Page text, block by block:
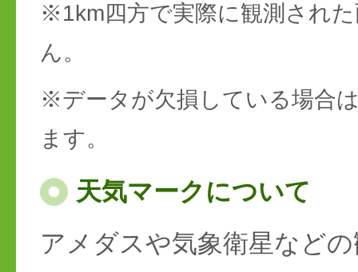
※1km四方で実際に観測され
ん。
※データが欠損している場合
ます。
天気マークについて
アメダスや気象衛星など